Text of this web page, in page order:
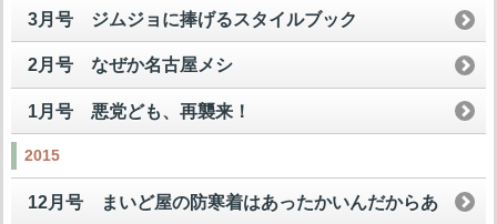
3月号 ジムジョに捧げるスタイルブック
2月号 なぜか名古屋メシ
1月号 悪党ども、再襲来！
2015
12月号 まいど屋の防寒着はあったかいんだからあ